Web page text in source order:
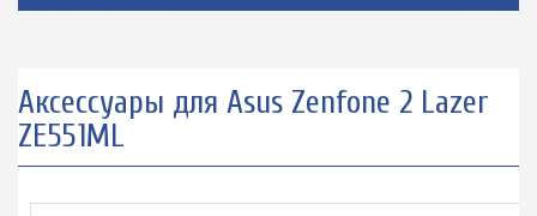
Аксессуары для Asus Zenfone 2 Lazer
ZE551ML